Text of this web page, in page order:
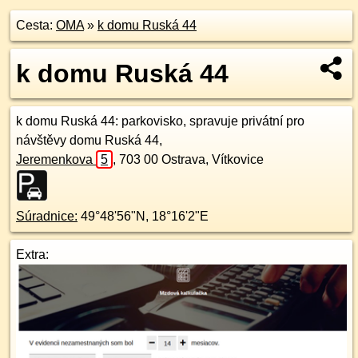
Cesta: OMA» k domu Ruská 44
k domu Ruská 44
k domu Ruská 44: parkovisko, spravuje privátní pro
návštěvy domu Ruská 44,
Jeremenkova
5 , 703 00 Ostrava, Vítkovice
Súradnice: 49°48'56"N , 18°16'2"E
Extra: